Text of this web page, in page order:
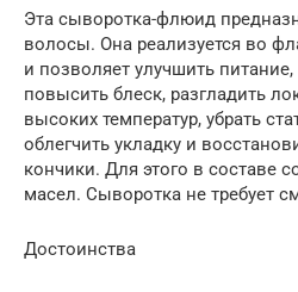
Эта сыворотка-флюид
волосы. Она реализуется во
и позволяет улучшить
повысить блеск, разгладить
высоких температур, убрать
облегчить укладку и
кончики. Для этого в составе
масел. Сыворотка не требует
Достоинства